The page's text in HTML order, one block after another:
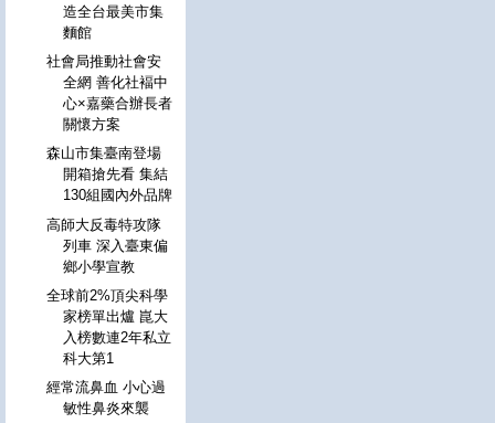
造全台最美市集
麵館
社會局推動社會安
全網 善化社褔中
心×嘉藥合辦長者
關懷方案
森山市集臺南登場
開箱搶先看 集結
130組國內外品牌
高師大反毒特攻隊
列車 深入臺東偏
鄉小學宣教
全球前2%頂尖科學
家榜單出爐 崑大
入榜數連2年私立
科大第1
經常流鼻血 小心過
敏性鼻炎來襲